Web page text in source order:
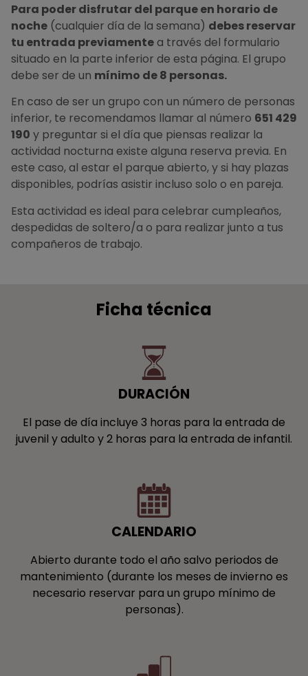
Para poder disfrutar del parque en horario de
noche (cualquier día de la semana) debes reservar
tu entrada previamentea través del formulario
situado en la parte inferior de esta página. El grupo
debe ser de un mínimo de 8 personas.
En caso de ser un grupo con un número de personas
inferior, te recomendamos llamar al número 651 429
190 y preguntar si el día que piensas realizar la
actividad nocturna existe alguna reserva previa. En
este caso, al estar el parque abierto, y si hay plazas
disponibles, podrías asistir incluso solo o en pareja.
Esta actividad es ideal para celebrar cumpleaños,
despedidas de soltero/a o para realizar junto a tus
compañeros de trabajo.
Ficha técnica
DURACIÓN
El pase de día incluye 3 horas para la entrada de
juvenil y adulto y 2 horas para la entrada de infantil.
CALENDARIO
Abierto durante todo el año salvo periodos de
mantenimiento (durante los meses de invierno es
necesario reservar para un grupo mínimo de
personas).